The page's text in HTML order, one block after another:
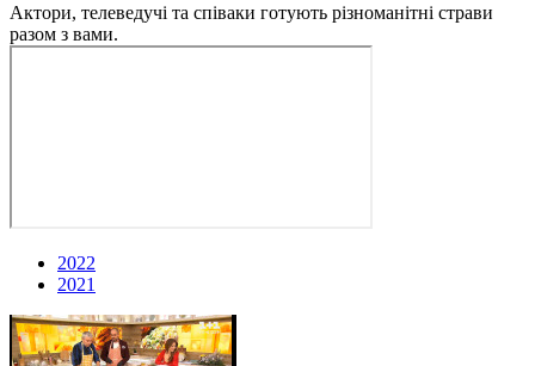
Актори, телеведучі та співаки готують різноманітні страви
разом з вами.
2022
2021